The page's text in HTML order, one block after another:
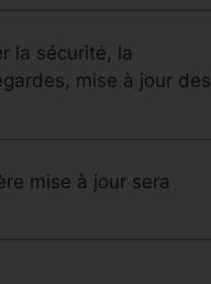
la sécurité, la
mise à jour des
mise à jour sera